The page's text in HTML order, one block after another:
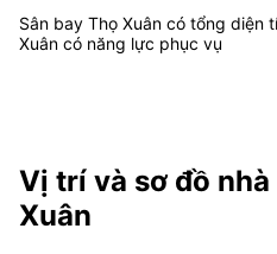
Sân bay Thọ Xuân có tổng diện
Xuân có năng lực phục vụ
Vị trí và sơ đồ nhà
Xuân